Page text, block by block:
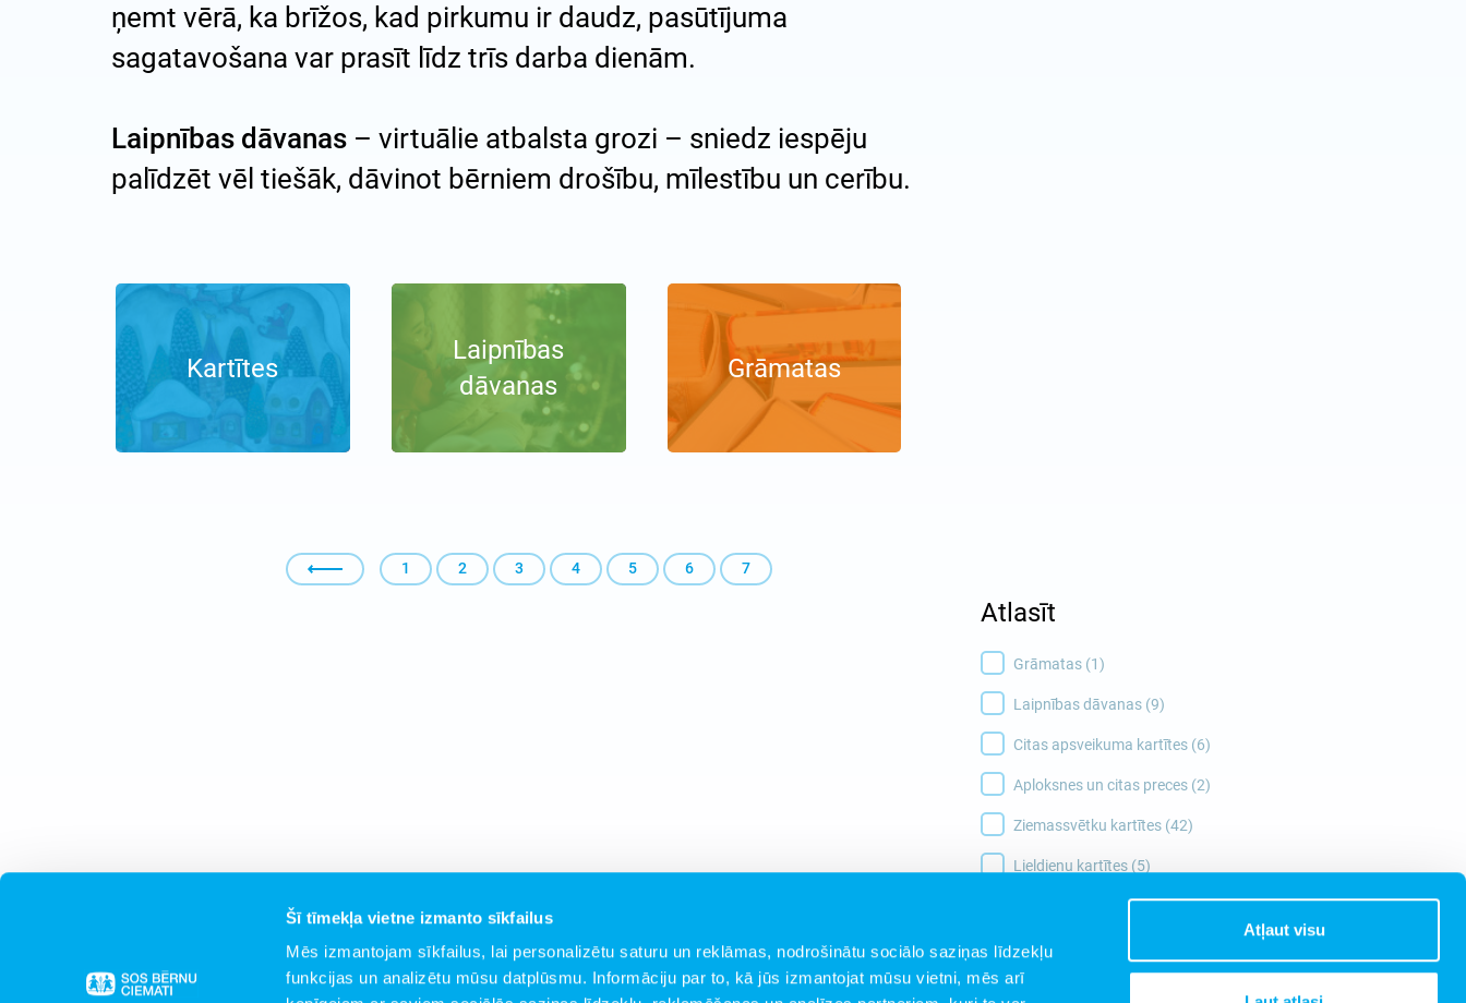
Šī tīmekļa vietne izmanto sīkfailus
Mēs izmantojam sīkfailus, lai personalizētu saturu un reklāmas, nodrošinātu sociālo saziņas līdzekļu
funkcijas un analizētu mūsu datplūsmu. Informāciju par to, kā jūs izmantojat mūsu vietni, mēs arī
Atļaut visu
ņemt vērā, ka brīžos, kad pirkumu ir daudz, pasūtījuma
sagatavošana var prasīt līdz trīs darba dienām.
Laipnības dāvanas – virtuālie atbalsta grozi – sniedz iespēju
palīdzēt vēl tiešāk, dāvinot bērniem drošību, mīlestību un cerību.
Kartītes
Laipnības
dāvanas
Grāmatas
Atlasīt
Grāmatas (1)
Laipnības dāvanas (9)
Citas apsveikuma kartītes (6)
Aploksnes un citas preces (2)
Ziemassvētku kartītes (42)
Lieldienu kartītes (5)
1 2 3 4 5 6 7